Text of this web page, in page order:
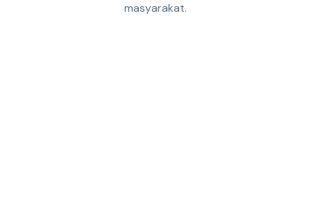
masyarakat.